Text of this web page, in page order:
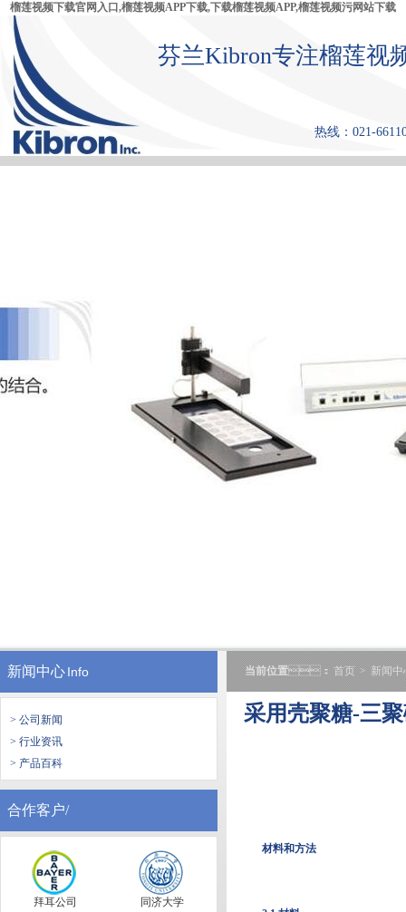
榴莲视频下载官网入口,榴莲视频APP下载,下载榴莲视频APP,榴莲视频污网站下载
芬兰Kibron专注榴莲视
热线：021-
首 页 产品中心 张力仪
新闻中心Info
> 公司新闻
> 行业资讯
> 产品百科
合作客户/
拜耳公司 同济大学
当前位置： 首页 > 新闻中
采用壳聚糖-三
材料和方法